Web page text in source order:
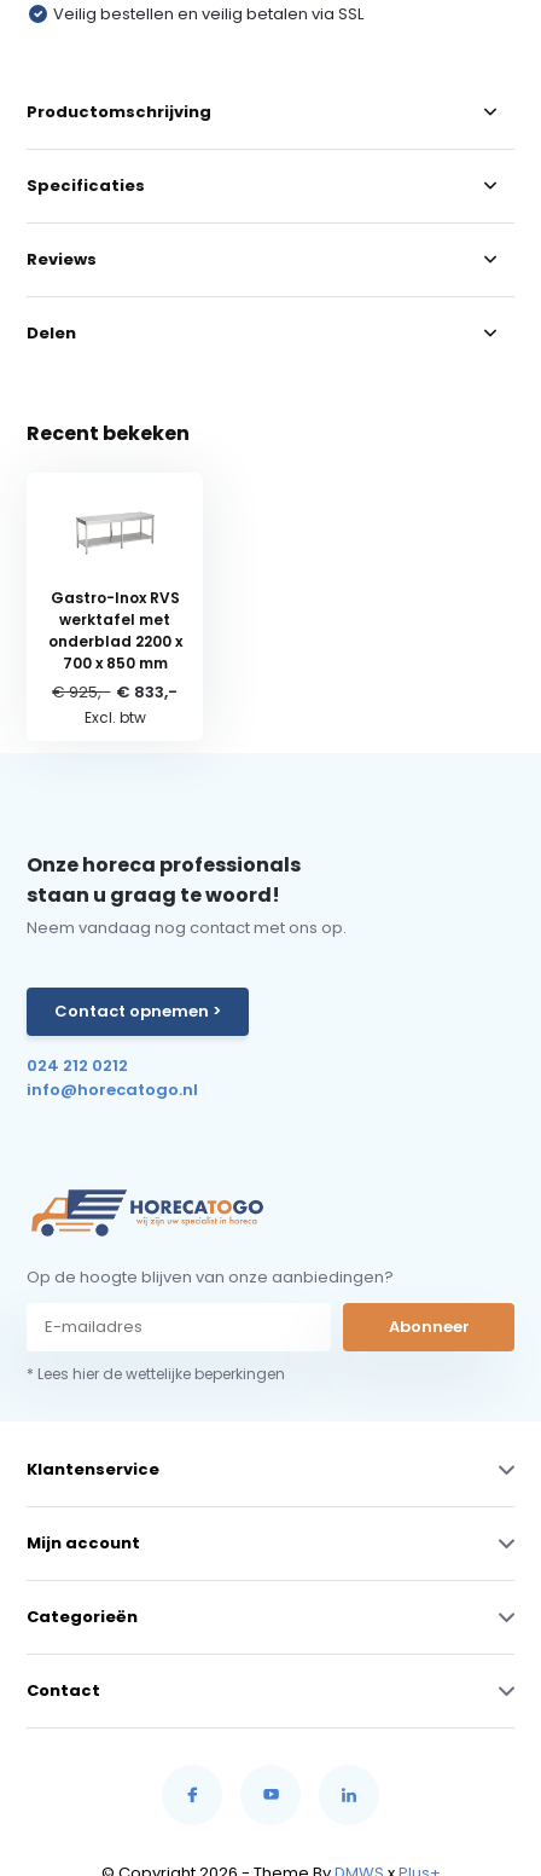
Veilig bestellen en veilig betalen via SSL
Productomschrijving
Specificaties
Reviews
Delen
Recent bekeken
Gastro-Inox RVS
werktafel met
onderblad 2200 x
700 x 850 mm
€ 925,- € 833,-
Excl. btw
Onze horeca professionals
staan u graag te woord!
Neem vandaag nog contact met ons op.
Contact opnemen >
024 212 0212
info@horecatogo.nl
Op de hoogte blijven van onze aanbiedingen?
Abonneer
* Lees hier de wettelijke beperkingen
Klantenservice
Mijn account
Categorieën
Contact